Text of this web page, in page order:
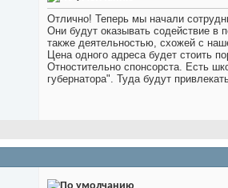
Отлично! Теперь мы начали
Они будут оказывать содействие в
также деятельностью, схожей с
Цена одного адреса будет стоить
Отностительно спонсорста. Есть
губернатора". Туда будут